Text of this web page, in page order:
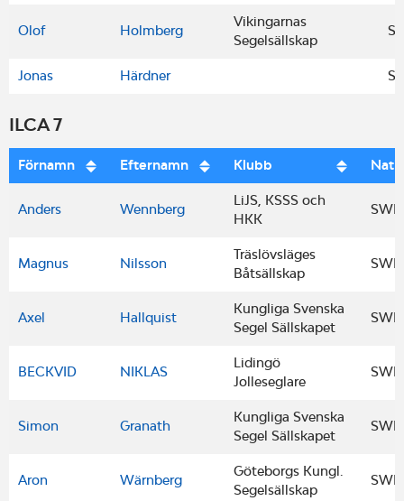
Olof Holmberg
Vikingarnas
Segelsällskap
Jonas Härdner
ILCA 7
Förnamn Efternamn Klubb
Anders Wennberg
LiJS, KSSS och
HKK
SWE
Magnus Nilsson
Träslövsläges
Båtsällskap
SWE
Axel Hallquist
Kungliga Svenska
Segel Sällskapet
SWE
BECKVID NIKLAS
Lidingö
Jolleseglare
SWE
Simon Granath
Kungliga Svenska
Segel Sällskapet
SWE
Aron Wärnberg
Göteborgs Kungl.
Segelsällskap
SWE